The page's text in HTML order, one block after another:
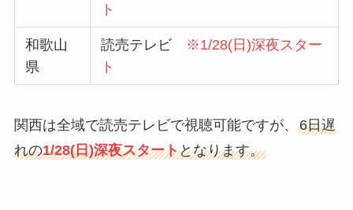
ト
和歌山
県
読売テレビ ※1/28(日)深夜スター
ト
関西は全域で読売テレビで視聴可能ですが、 6日遅
れの1/28(日)深夜スタートとなります。